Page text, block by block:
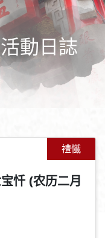
+
活動日誌
禮懺
忏 (农历二月